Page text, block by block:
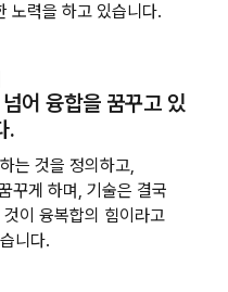
노력을 하고 있습니다.
어 융합을 꿈꾸고 있
.
는 것을 정의하고,
꾸게 하며, 기술은 결국
이 융복합의 힘이라고
니다.